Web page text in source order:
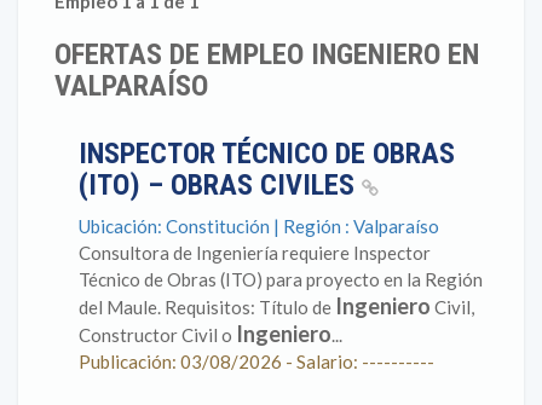
OFERTAS DE EMPLEO INGENIERO EN
VALPARAÍSO
INSPECTOR TÉCNICO DE OBRAS
(ITO) – OBRAS CIVILES
Ubicación: Constitución | Región : Valparaíso
Consultora de Ingeniería requiere Inspector
Técnico de Obras (ITO) para proyecto en la Región
del Maule. Requisitos: Título de Ingeniero Civil,
Constructor Civil o Ingeniero...
Publicación: 03/08/2026 - Salario: ----------